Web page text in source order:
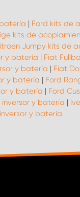
| Ford kits de
kits de
Jumpy kits de
y batería | Fiat
y batería | Fiat
y batería | Ford
y batería | Ford
y batería |
y batería